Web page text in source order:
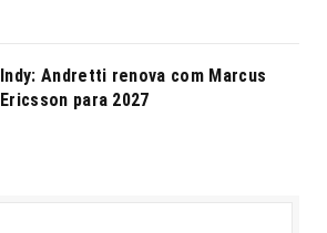
Indy: Andretti renova com Marcus
Ericsson para 2027